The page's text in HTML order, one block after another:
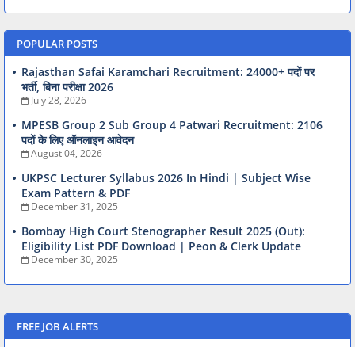
POPULAR POSTS
Rajasthan Safai Karamchari Recruitment: 24000+ पदों पर
भर्ती, बिना परीक्षा 2026
July 28, 2026
MPESB Group 2 Sub Group 4 Patwari Recruitment: 2106
पदों के लिए ऑनलाइन आवेदन
August 04, 2026
UKPSC Lecturer Syllabus 2026 In Hindi | Subject Wise
Exam Pattern & PDF
December 31, 2025
Bombay High Court Stenographer Result 2025 (Out):
Eligibility List PDF Download | Peon & Clerk Update
December 30, 2025
FREE JOB ALERTS